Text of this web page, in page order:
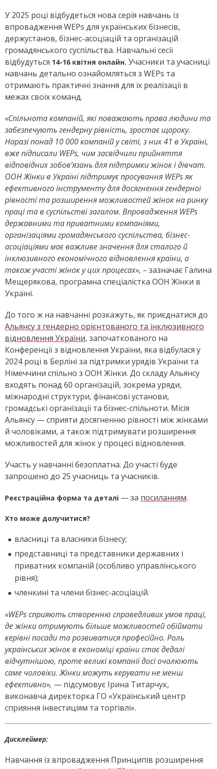
У 2025 році відбудеться нова серія навчань із
впровадження WEPs для українських бізнесів,
держустанов, бізнес-асоціацій та організацій
громадянського суспільства. Навчальні сесії
відбудуться 14-16 квітня онлайн. Учасники та учасниці
навчань детально ознайомляться з WEPs та
отримають практичні знання для їх реалізації в
межах своїх команд.
«Спільнота компаній, які поважають права людини та
забезпечують гендерну рівність, зростає щороку.
Наразі понад 10 000 компаній у світі, з них 41 в Україні,
вже підписали WEPs, чим засвідчили прийняття
відповідних зобов’язань для підтримки жінок і дівчат.
ООН Жінки в Україні підтримує просування WEPs як
ефективного інструменту для досягнення гендерної
рівності та розширення можливостей жінок на ринку
праці та в суспільстві загалом. Впровадження WEPs
державними та приватними компаніями,
організаціями громадянського суспільства, бізнес-
асоціаціями має важливе значення для сталого й
інклюзивного економічного відновлення країни, а
також участі жінок у цих процесах», – зазначає Галина
Мещерякова, програмна спеціалістка ООН Жінки в
Україні.
До того ж на навчанні розкажуть, як приєднатися до
Альянсу з гендерно орієнтованого та інклюзивного
відновлення України, започаткованого на
Конференції з відновлення України, яка відбулася у
2024 році в Берліні за підтримки урядів України та
Німеччини спільно з ООН Жінки. До складу Альянсу
входять понад 60 організацій, зокрема уряди,
міжнародні структури, фінансові установи,
громадські організації та бізнес-спільноти. Місія
Альянсу — сприяти досягненню рівності між жінками
й чоловіками, а також підтримувати розширення
можливостей для жінок у процесі відновлення.
Участь у навчанні безоплатна. До участі буде
запрошено до 25 учасниць та учасників.
Реєстраційна форма та деталі — за посиланням.
Хто може долучитися?
власниці та власники бізнесу;
представниці та представники державних і
приватних компаній (особливо управлінського
рівня);
членкині та члени бізнес-асоціацій.
«WEPs сприяють створенню справедливих умов праці,
де жінки отримують більше можливостей обіймати
керівні посади та розвиватися професійно. Роль
українських жінок в економіці країни стає дедалі
відчутнішою, проте великі компанії досі очолюють
саме чоловіки. Жінки можуть керувати не менш
ефективно», — підсумовує Ірина Титарчук,
виконавча директорка ГО «Український центр
сприяння інвестиціям та торгівлі».
Дисклеймер:
Навчання із впровадження Принципів розширення